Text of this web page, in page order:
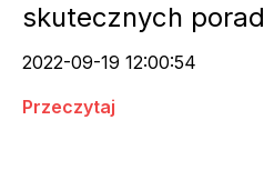
skutecznych porad
2022-09-19 12:00:54
Przeczytaj